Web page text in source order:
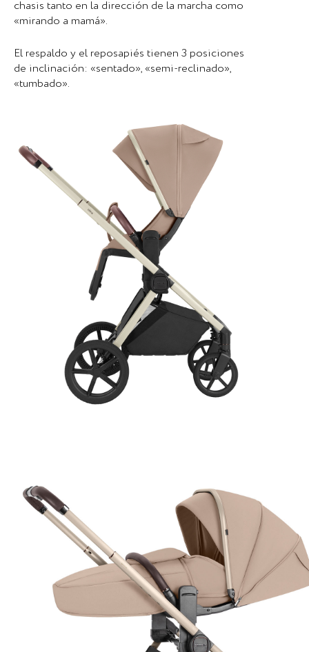
chasis tanto en la dirección de la marcha como
«mirando a mamá».
El respaldo y el reposapiés tienen 3 posiciones
de inclinación: «sentado», «semi-reclinado»,
«tumbado».